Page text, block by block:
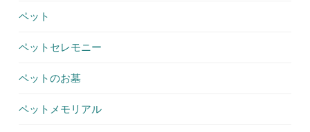
ペット
ペットセレモニー
ペットのお墓
ペットメモリアル